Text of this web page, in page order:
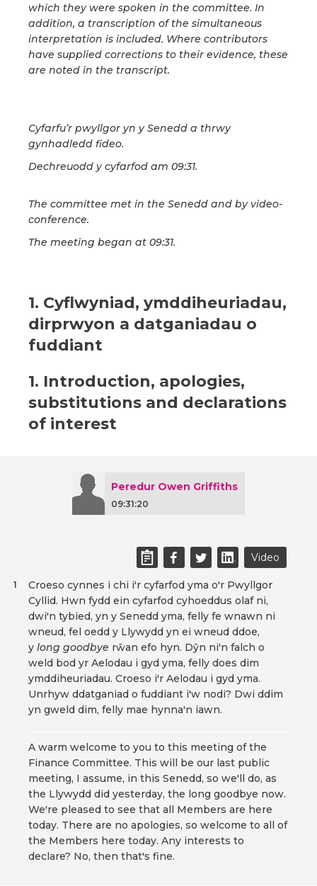
which they were spoken in the committee. In
addition, a transcription of the simultaneous
interpretation is included. Where contributors
have supplied corrections to their evidence, these
are noted in the transcript.
Cyfarfu’r pwyllgor yn y Senedd a thrwy
gynhadledd fideo.
Dechreuodd y cyfarfod am 09:31.
The committee met in the Senedd and by video-
conference.
The meeting began at 09:31.
1. Cyflwyniad, ymddiheuriadau,
dirprwyon a datganiadau o
fuddiant
1. Introduction, apologies,
substitutions and declarations
of interest
Peredur Owen Griffiths
09:31:20
Video
Croeso cynnes i chi i'r cyfarfod yma o'r Pwyllgor
Cyllid. Hwn fydd ein cyfarfod cyhoeddus olaf ni,
dwi'n tybied, yn y Senedd yma, felly fe wnawn ni
wneud, fel oedd y Llywydd yn ei wneud ddoe,
y long goodbye rŵan efo hyn. Dŷn ni'n falch o
weld bod yr Aelodau i gyd yma, felly does dim
ymddiheuriadau. Croeso i'r Aelodau i gyd yma.
Unrhyw ddatganiad o fuddiant i'w nodi? Dwi ddim
yn gweld dim, felly mae hynna'n iawn.
1
A warm welcome to you to this meeting of the
Finance Committee. This will be our last public
meeting, I assume, in this Senedd, so we'll do, as
the Llywydd did yesterday, the long goodbye now.
We're pleased to see that all Members are here
today. There are no apologies, so welcome to all of
the Members here today. Any interests to
declare? No, then that's fine.